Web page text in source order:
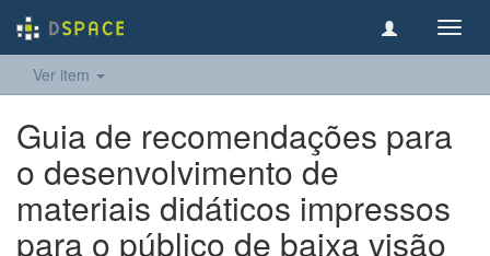
Ver item
Guia de recomendações para
o desenvolvimento de
materiais didáticos impressos
para o público de baixa visão